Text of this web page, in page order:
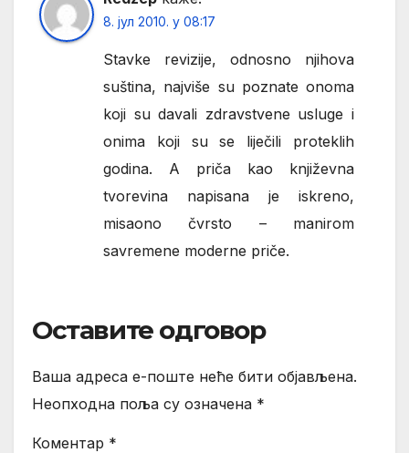
8. јул 2010. у 08:17
Stavke revizije, odnosno njihova
suština, najviše su poznate onoma
koji su davali zdravstvene usluge i
onima koji su se liječili proteklih
godina. A priča kao književna
tvorevina napisana je iskreno,
misaono čvrsto – manirom
savremene moderne priče.
Оставите одговор
Ваша адреса е-поште неће бити објављена.
Неопходна поља су означена *
Коментар *